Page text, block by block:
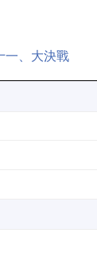
一、大決戰